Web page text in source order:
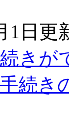
1日更
きが
続き